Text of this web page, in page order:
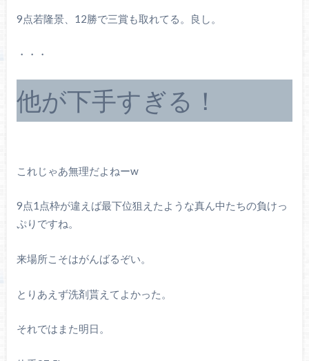
9点若隆景、12勝で三賞も取れてる。良し。
・・・
他が下手すぎる！
これじゃあ無理だよねーw
9点1点枠が違えば最下位狙えたような真ん中たちの負けっ
ぷりですね。
来場所こそはがんばるぞい。
とりあえず洗剤貰えてよかった。
それではまた明日。